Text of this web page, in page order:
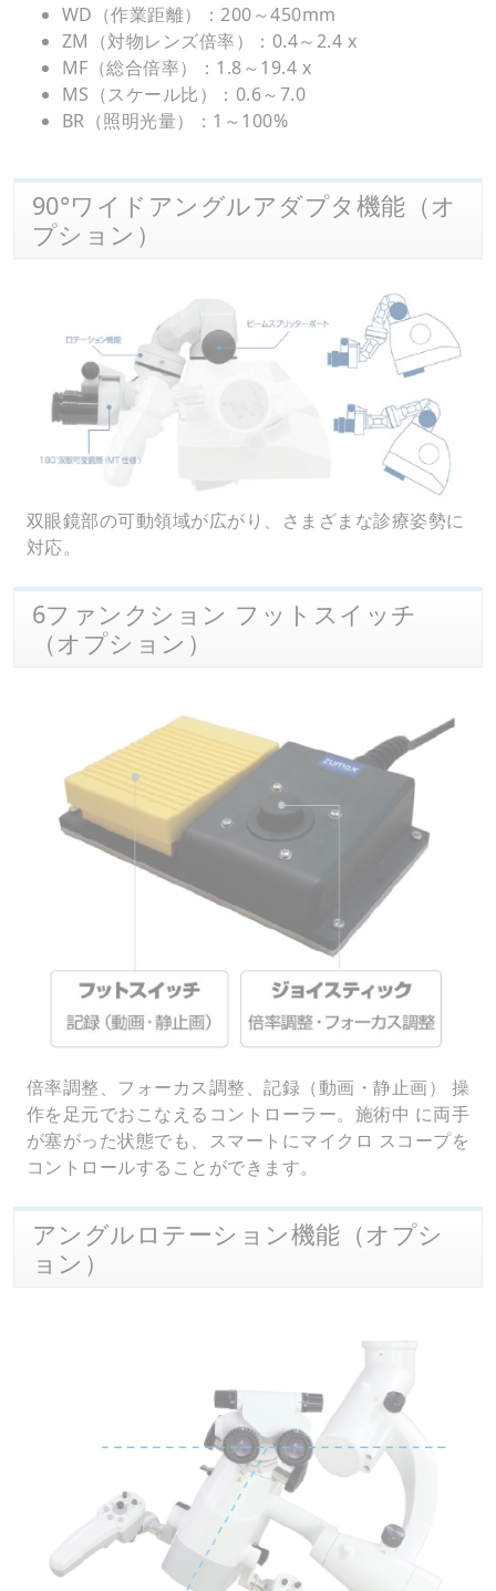
WD（作業距離）：200～450mm
ZM（対物レンズ倍率）：0.4～2.4 x
MF（総合倍率）：1.8～19.4 x
MS（スケール比）：0.6～7.0
BR（照明光量）：1～100%
90°ワイドアングルアダプタ機能（オ
プション）
双眼鏡部の可動領域が広がり、さまざまな診療姿勢に
対応。
6ファンクション フットスイッチ
（オプション）
倍率調整、フォーカス調整、記録（動画・静止画） 操
作を足元でおこなえるコントローラー。施術中 に両手
が塞がった状態でも、スマートにマイクロ スコープを
コントロールすることができます。
アングルロテーション機能（オプシ
ョン）